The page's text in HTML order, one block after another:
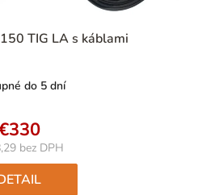
TIG LA s káblami
do 5 dní
bez DPH
Jednotková
cena: